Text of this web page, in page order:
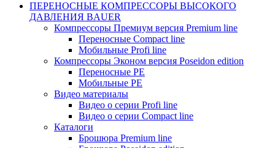
ПЕРЕНОСНЫЕ КОМПРЕССОРЫ ВЫСОКОГО
ДАВЛЕНИЯ BAUER
Компрессоры Премиум версия Premium line
Переносные Compact line
Мобильные Profi line
Компрессоры Эконом версия Poseidon edition
Переносные PE
Мобильные PE
Видео материалы
Видео о серии Profi line
Видео о серии Compact line
Каталоги
Брошюра Premium line